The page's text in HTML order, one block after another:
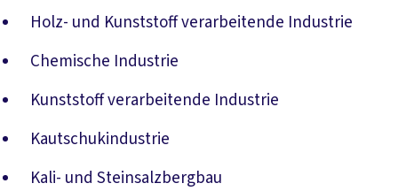
Holz- und Kunststoff verarbeitende Industrie
Chemische Industrie
Kunststoff verarbeitende Industrie
Kautschukindustrie
Kali- und Steinsalzbergbau